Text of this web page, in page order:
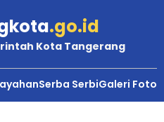
.go.id
Kota Tangerang
Serba SerbiGaleri Foto